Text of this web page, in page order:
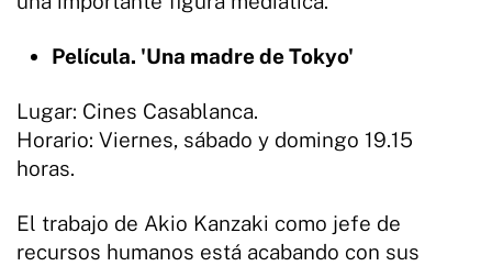
Película. 'Una madre de Tokyo'
Lugar: Cines Casablanca.
Horario: Viernes, sábado y domingo 19.15
horas.
El trabajo de Akio Kanzaki como jefe de
recursos humanos está acabando con sus